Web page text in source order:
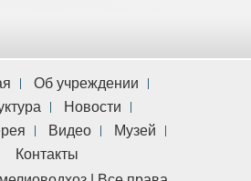
Об учреждении
Новости
Видео
Музей
Контакты